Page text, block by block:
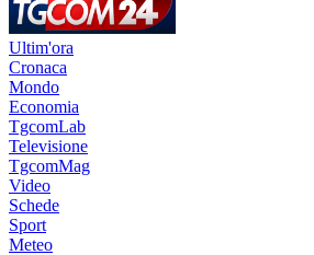
Ultim'ora
Cronaca
Mondo
Economia
TgcomLab
Televisione
TgcomMag
Video
Schede
Sport
Meteo